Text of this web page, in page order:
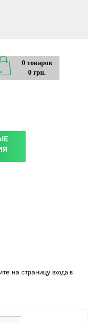
0 товаров
0 грн.
на страницу входа в